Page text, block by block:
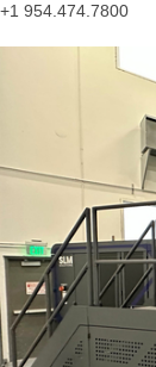
+1 954.474.7800